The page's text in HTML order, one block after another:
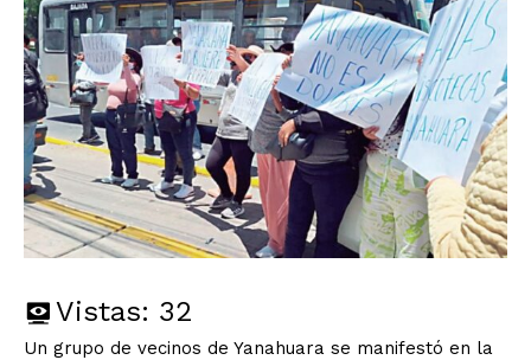
Vistas: 32
Un grupo de vecinos de Yanahuara se manifestó en la